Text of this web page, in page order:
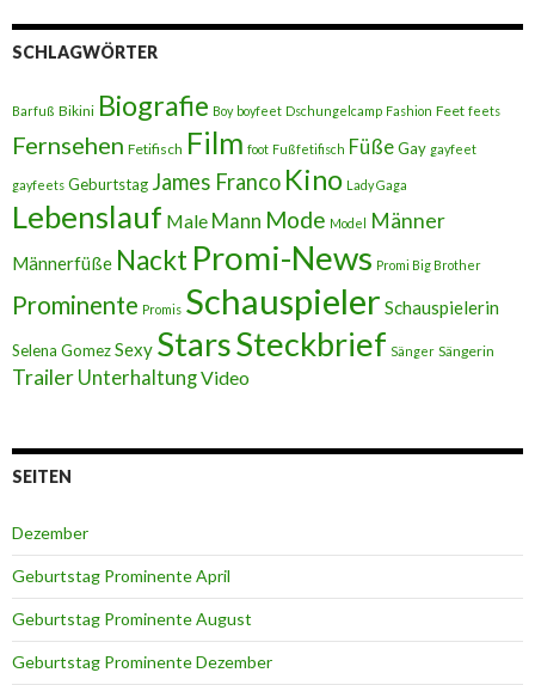
SCHLAGWÖRTER
Barfuß Bikini Biografie Boy boyfeet Dschungelcamp Fashion Feet feets
Fernsehen Fetifisch Film foot Fußfetifisch FüßeGay gayfeet
gayfeets Geburtstag James Franco Kino Lady Gaga
Lebenslauf Male Mann Mode Model Männer
Männerfüße Nackt Promi-News Promi Big Brother
Prominente Promis Schauspieler Schauspielerin
Selena GomezSexy StarsSteckbrief Sänger Sängerin
Trailer UnterhaltungVideo
SEITEN
Dezember
Geburtstag Prominente April
Geburtstag Prominente August
Geburtstag Prominente Dezember